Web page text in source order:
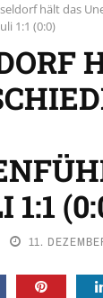
hält das
1:1 (0:0)
1:1
11.